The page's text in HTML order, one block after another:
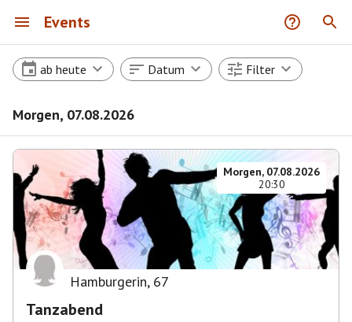
Events
ab heute Datum Filter
Morgen, 07.08.2026
Morgen, 07.08.2026
20:30
Hamburgerin, 67
Tanzabend